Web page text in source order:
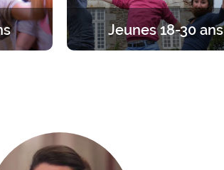
Jeunes 18-30 ans